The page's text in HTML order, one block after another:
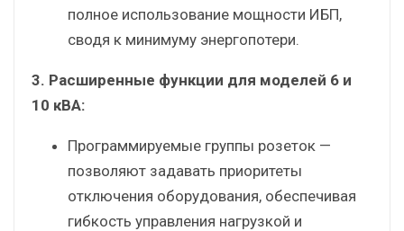
полное использование мощности ИБП,
сводя к минимуму энергопотери.
3. Расширенные функции для моделей 6 и
10 кВА:
Программируемые группы розеток —
позволяют задавать приоритеты
отключения оборудования, обеспечивая
гибкость управления нагрузкой и